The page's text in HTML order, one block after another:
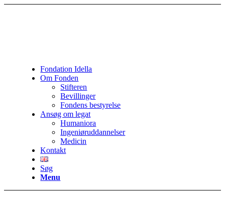
Fondation Idella
Om Fonden
Stifteren
Bevillinger
Fondens bestyrelse
Ansøg om legat
Humaniora
Ingeniøruddannelser
Medicin
Kontakt
Søg
Menu